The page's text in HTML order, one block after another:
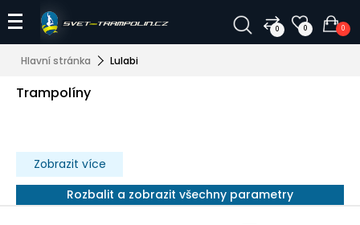
0 0 0
Hlavní stránka Lulabi
Trampolíny
Zobrazit více
Rozbalit a zobrazit všechny parametry